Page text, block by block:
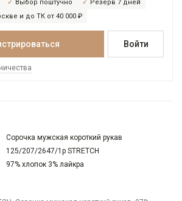
Выбор поштучно
Резерв 7 дней
и до ТК от 40 000 ₽
Войти
Сорочка мужская короткий рукав
125/207/2647/1p STRETCH
97% хлопок 3% лайкра